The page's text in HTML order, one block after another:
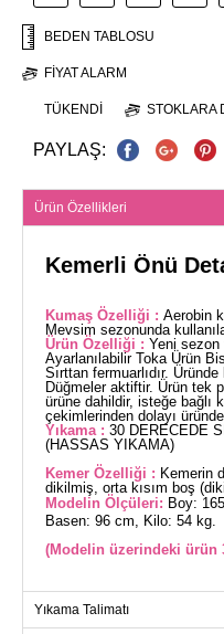
BEDEN TABLOSU
FIYAT ALARM
TÜKENDI STOKLARA
PAYLAŞ:
Ürün Özellikleri
Kemerli Önü
Kumaş Özelliği : Aerobin
Mevsim sezonunda
Ürün Özelliği : Yeni sezon
Ayarlanılabilir Toka Ürün
Sırttan fermuarlıdır.
Düğmeler aktiftir. Ürün tek
ürüne dahildir, isteğe bağlı
çekimlerinden dolayı
Yıkama : 30 DERECEDE
(HASSAS YIKAMA)
Kemer Özelliği : Kemerin
dikilmiş, orta kısım boş
Modelin Ölçüleri: Boy:
Basen: 96 cm, Kilo: 54 kg.
(Modelin üzerindeki ürün
(CM)
Yıkama Talimatı